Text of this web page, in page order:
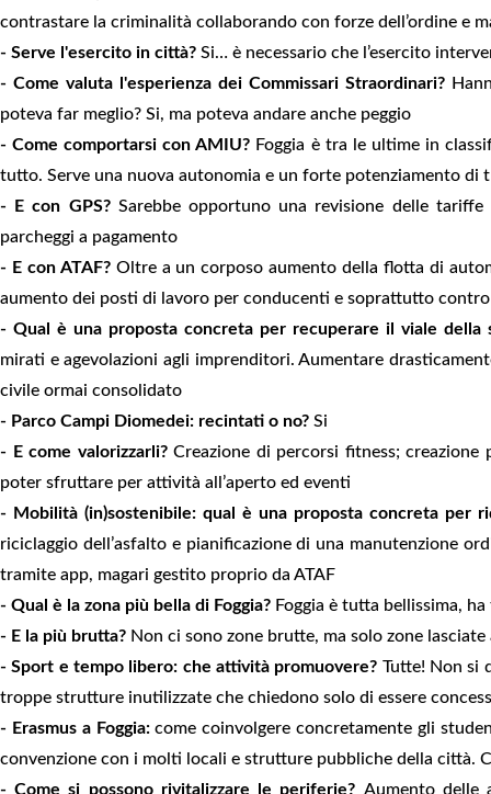
contrastare la criminalità collaborando con forze dell’ordine e
- Serve l'esercito in città? Si… è necessario che l’esercito
- Come valuta l'esperienza dei Commissari Straordinari?
poteva far meglio? Si, ma poteva andare anche peggio
- Come comportarsi con AMIU? Foggia è tra le ultime in
tutto. Serve una nuova autonomia e un forte potenziamento
- E con GPS? Sarebbe opportuno una revisione delle
parcheggi a pagamento
- E con ATAF? Oltre a un corposo aumento della flotta di
aumento dei posti di lavoro per conducenti e soprattutto
- Qual è una proposta concreta per recuperare il viale della
mirati e agevolazioni agli imprenditori. Aumentare
civile ormai consolidato
- Parco Campi Diomedei: recintati o no? Si
- E come valorizzarli? Creazione di percorsi fitness;
poter sfruttare per attività all’aperto ed eventi
- Mobilità (in)sostenibile: qual è una proposta concreta per
riciclaggio dell’asfalto e pianificazione di una manutenzione
tramite app, magari gestito proprio da ATAF
- Qual è la zona più bella di Foggia? Foggia è tutta bellissima,
- E la più brutta? Non ci sono zone brutte, ma solo zone
- Sport e tempo libero: che attività promuovere? Tutte! Non si
troppe strutture inutilizzate che chiedono solo di essere
- Erasmus a Foggia:come coinvolgere concretamente gli
convenzione con i molti locali e strutture pubbliche della città.
- Come si possono rivitalizzare le periferie? Aumento delle